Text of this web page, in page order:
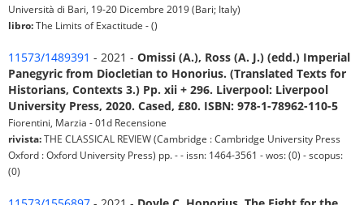
Università di Bari, 19-20 Dicembre 2019 (Bari; Italy)
libro:The Limits of Exactitude - ()
11573/1489391 - 2021 - Omissi (A.), Ross (A. J.) (edd.) Imperial
Panegyric from Diocletian to Honorius. (Translated Texts for
Historians, Contexts 3.) Pp. xii + 296. Liverpool: Liverpool
University Press, 2020. Cased, £80. ISBN: 978-1-78962-110-5
Fiorentini, Marzia - 01d Recensione
rivista:THE CLASSICAL REVIEW (Cambridge : Cambridge University Press
Oxford : Oxford University Press) pp. - - issn: 1464-3561 - wos: (0) - scopus:
(0)